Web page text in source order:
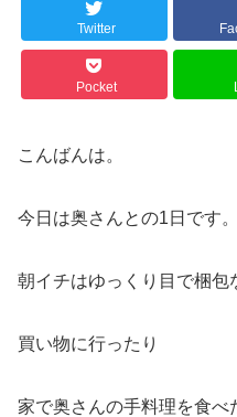
Twitter
Pocket
こんばんは。
今日は奥さんとの1日です。
朝イチはゆっくり目で梱包
買い物に行ったり
家で奥さんの手料理を食べ